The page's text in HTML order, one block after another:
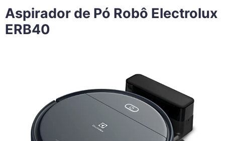
Aspirador de Pó Robô Electrolux
ERB40